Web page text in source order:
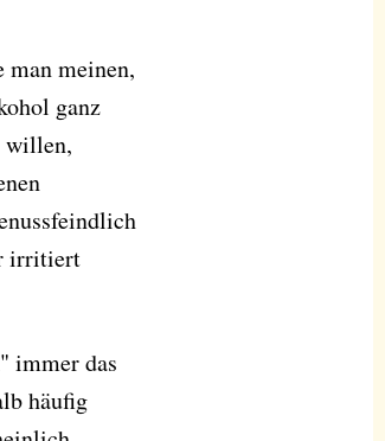
meinen,
ganz
willen,
irritiert
immer das
häufig